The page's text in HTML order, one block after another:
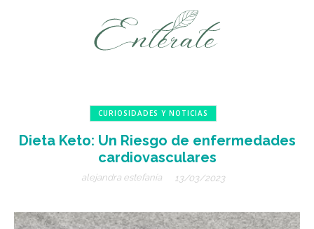
CURIOSIDADES Y NOTICIAS
Dieta Keto: Un Riesgo de enfermedades
cardiovasculares
alejandra estefanía 13/03/2023